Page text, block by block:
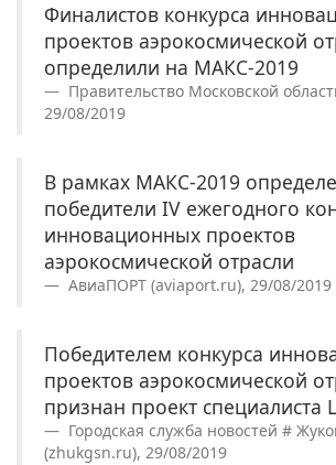
Финалистов конкурса
проектов аэрокосмической
определили на МАКС-2019
Правительство Московской
29/08/2019
В рамках МАКС-2019
победители IV ежегодного
инновационных проектов
аэрокосмической отрасли
АвиаПОРТ (aviaport.ru), 29/08/2019
Победителем конкурса
проектов аэрокосмической
признан проект специалиста
Городская служба новостей #
(zhukgsn.ru), 29/08/2019